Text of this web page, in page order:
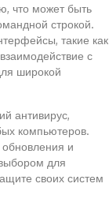
что может быть
строкой.
такие как
с
широкой
антивирус,
компьютеров.
обновления и
для
своих систем